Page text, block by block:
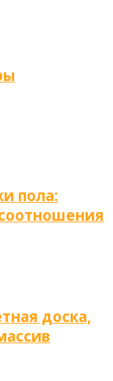
пола:
доска,